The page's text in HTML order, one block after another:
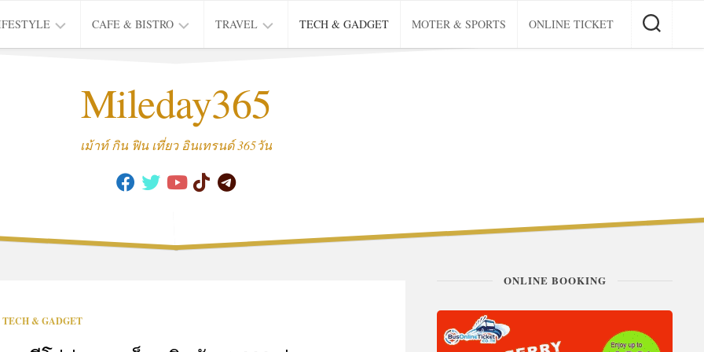
MOVIE
CAFE & BISTRO
CAFE
TRAVEL
THAI
TRIP
TECH & GADGET MOTER & SPORTS ONLINE TICKET
Mileday365
เม้าท์ กิน ฟิน เที่ยว อินเทรนด์ 365วัน
TECH & GADGET
ONLINE BOOKING